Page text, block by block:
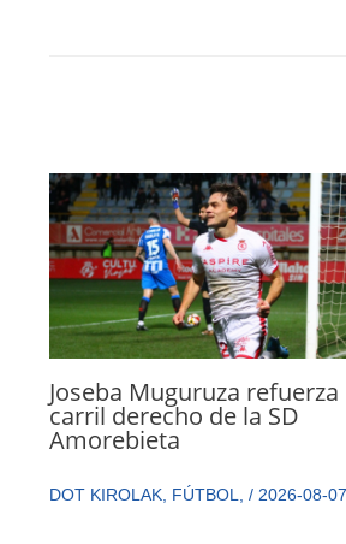
Joseba Muguruza refuerza
carril derecho de la SD
Amorebieta
DOT KIROLAK, FÚTBOL / 2026-08-07